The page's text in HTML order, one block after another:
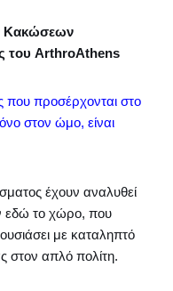
Κακώσεων
του ArthroAthens
που προσέρχονται στο
στον ώμο, είναι
έχουν αναλυθεί
εδώ το χώρο, που
με καταληπτό
στον απλό πολίτη.